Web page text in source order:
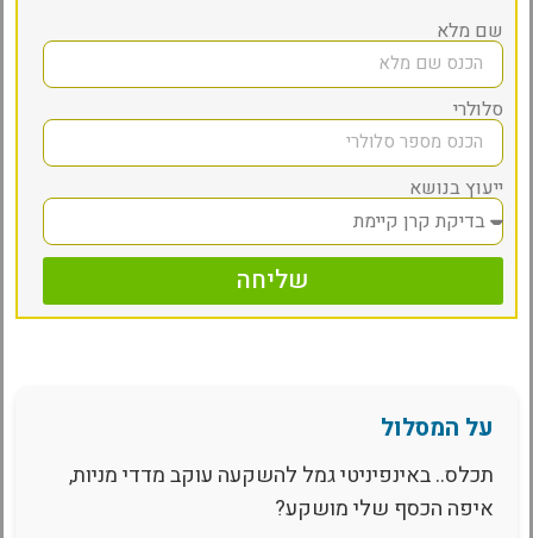
שם מלא
סלולרי
ייעוץ בנושא
שליחה
על המסלול
תכלס.. באינפיניטי גמל להשקעה עוקב מדדי מניות,
איפה הכסף שלי מושקע?